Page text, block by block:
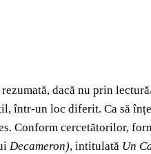
dacă nu prin
într-un loc diferit. Ca să
Conform cercetătorilor,
Decameron), intitulată Un